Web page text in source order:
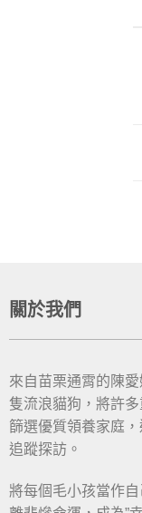
關於我們
來自苗栗通霄的陳
隻流浪貓狗，將許
篩選優質領養家庭
追蹤探訪。
將每個毛小孩當作